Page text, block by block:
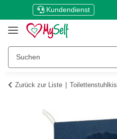
Kundendienst
Zurück zur Liste